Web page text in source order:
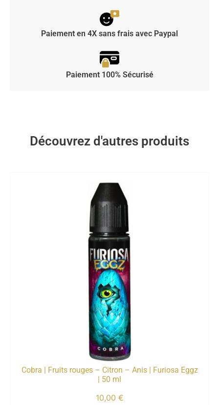
Paiement en 4X sans frais avec Paypal
Paiement 100% Sécurisé
Découvrez d'autres produits
Cobra | Fruits rouges – Citron – Anis | Furiosa Eggz
| 50 ml
10,00 €